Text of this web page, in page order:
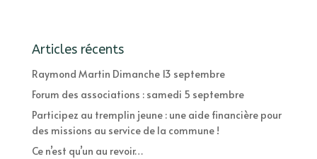
Articles récents
Raymond Martin Dimanche 13 septembre
Forum des associations : samedi 5 septembre
Participez au tremplin jeune : une aide financière pour
des missions au service de la commune !
Ce n’est qu’un au revoir…